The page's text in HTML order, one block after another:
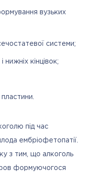
вузьких
системи;
нижніх кінцівок;
під час
ембріофетопатії.
з тим, що алкоголь
формуючогося